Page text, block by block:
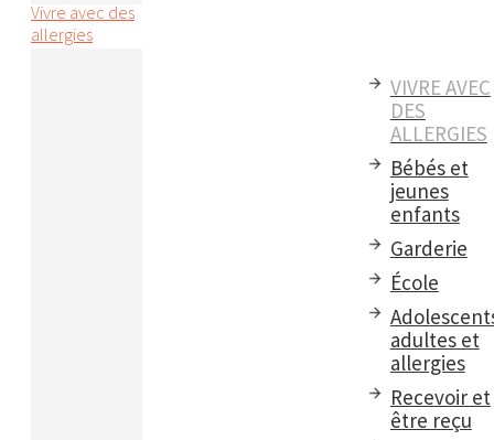
Vivre avec des
allergies
VIVRE AVEC
DES
ALLERGIES
Bébés et
jeunes
enfants
Garderie
École
adultes et
allergies
Recevoir et
être reçu